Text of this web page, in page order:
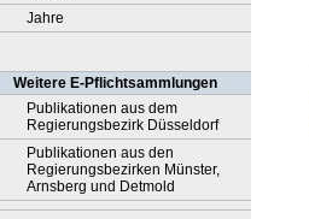
Jahre
Weitere E-Pflichtsammlungen
Publikationen aus dem
Regierungsbezirk Düsseldorf
Publikationen aus den
Regierungsbezirken Münster,
Arnsberg und Detmold